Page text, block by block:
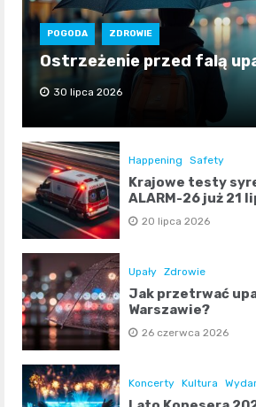
POGODA ZDROWIE
Ostrzeżenie przed falą
30 lipca 2026
Happening Safety
Krajowe testy
ALARM-26 już 21
20 lipca 2026
Upały Zdrowie
Jak przetrwać
Warszawie?
26 czerwca 2026
Koncerty Kultura